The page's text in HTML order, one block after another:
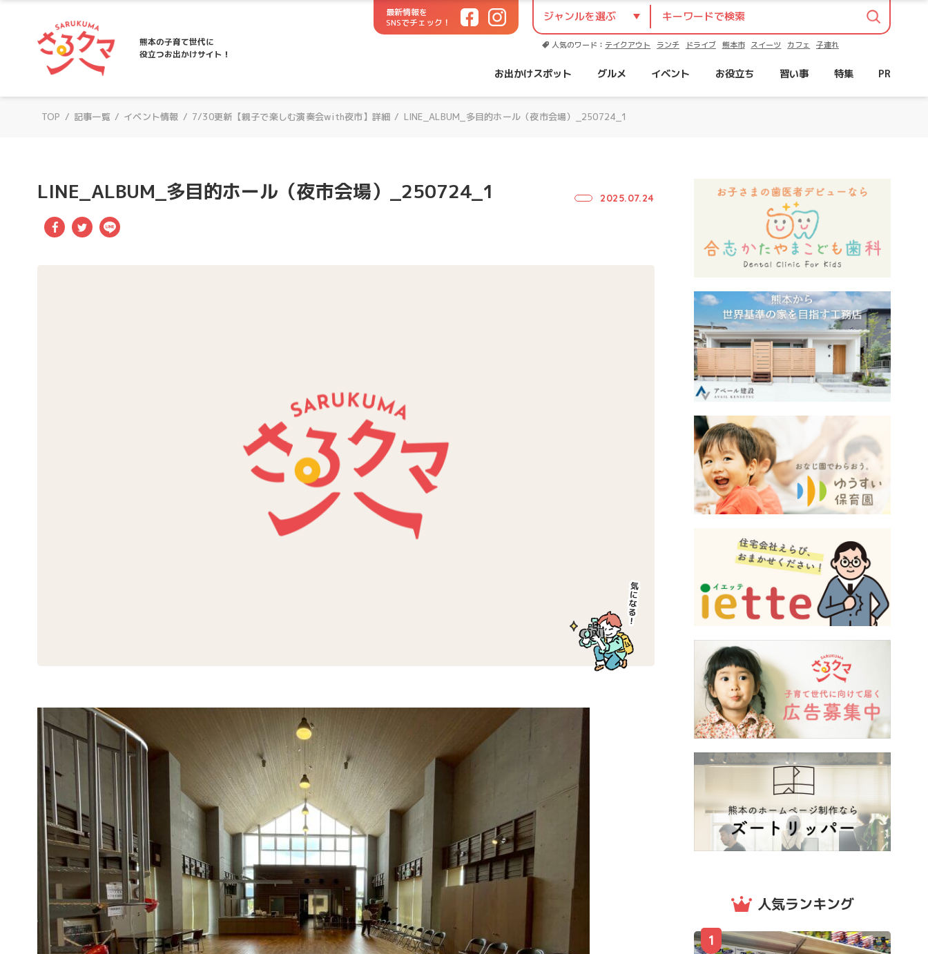
さるクマ-さるこう、熊本-｜熊本の子育て世代に役立つお出かけサイト！
熊本の子育て世代に
役立つお出かけサイト！
最新情報を
SNSでチェック！
人気のワード：テイクアウト ランチ ドライブ 熊本市 スイーツ カフェ 子連れ
お出かけスポット グルメ イベント お役立ち 習い事 特集 PR
TOP / 記事一覧 / イベント情報 / 7/30更新【親子で楽しむ演奏会with夜市】詳細 / LINE_ALBUM_多目的ホール（夜市会場）_250724_1
LINE_ALBUM_多目的ホール（夜市会場）_250724_1 2025.07.24
Facebook
TwitterLINE
人気ランキング
1